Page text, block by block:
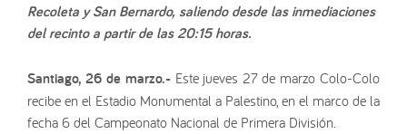
Recoleta y San Bernardo, saliendo desde las inmediaciones
del recinto a partir de las 20:15 horas.
Santiago, 26 de marzo.- Este jueves 27 de marzo Colo-Colo
recibe en el Estadio Monumental a Palestino, en el marco de la
fecha 6 del Campeonato Nacional de Primera División.